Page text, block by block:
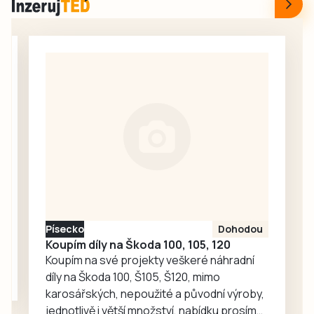
Drahonic, kteří si
nakonec odvezli
II/603 u Horusic na
Táborsku. Policie
Písecko Dohodou
Koupím díly na Škoda 100, 105, 120
Koupím na své projekty veškeré náhradní
díly na Škoda 100, Š105, Š120, mimo
karosářských, nepoužité a původní výroby,
jednotlivě i větší množství, nabídku prosím